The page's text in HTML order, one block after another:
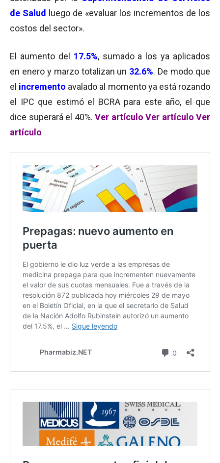
de Salud
luego de «evaluar los incrementos de los
costos del sector».
El aumento del 17.5%, sumado a los ya aplicados
en enero y marzo totalizan un 32.6%. De modo que
el incremento avalado al momento ya está rozando
el IPC que estimó el BCRA para este año, el que
dice superará el 40%. Ver artículo Ver artículo Ver
artículo